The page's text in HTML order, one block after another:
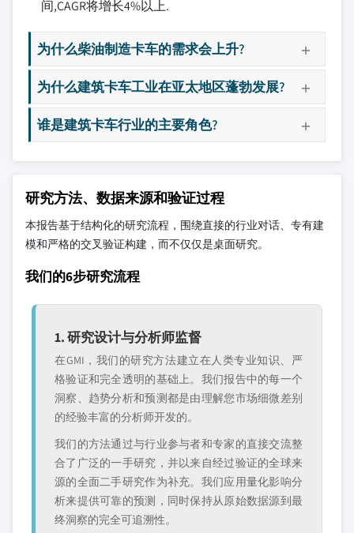
间,CAGR将增长4%以上.
为什么柴油制造卡车的需求会上升?
为什么建筑卡车工业在亚太地区蓬勃发展?
谁是建筑卡车行业的主要角色?
研究方法、数据来源和验证过程
本报告基于结构化的研究流程，围绕直接的行业对话、专有建
模和严格的交叉验证构建，而不仅仅是桌面研究。
我们的6步研究流程
1. 研究设计与分析师监督
在GMI，我们的研究方法建立在人类专业知识、严
格验证和完全透明的基础上。我们报告中的每一个
洞察、趋势分析和预测都是由理解您市场细微差别
的经验丰富的分析师开发的。
我们的方法通过与行业参与者和专家的直接交流整
合了广泛的一手研究，并以来自经过验证的全球来
源的全面二手研究作为补充。我们应用量化影响分
析来提供可靠的预测，同时保持从原始数据源到最
终洞察的完全可追溯性。